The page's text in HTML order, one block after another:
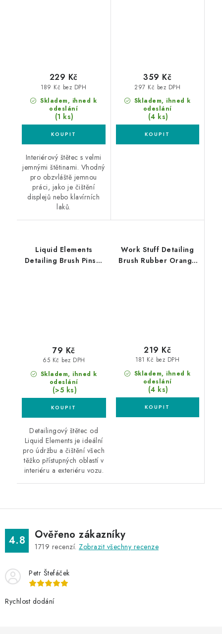
Skladem, ihned k
odeslání
(1 ks)
189 Kč bez DPH
229 Kč
Interiérový štětec s velmi
jemnými štětinami. Vhodný
pro obzvláště jemnou
práci, jako je čištění
displejů nebo klavírních
laků.
Skladem, ihned k
odeslání
(4 ks)
297 Kč bez DPH
359 Kč
Liquid Elements
Detailing Brush Pinsel
Skladem, ihned k
odeslání
(>5 ks)
65 Kč bez DPH
79 Kč
Detailingový štětec od
Liquid Elements je ideální
pro údržbu a čištění všech
těžko přístupných oblastí v
interiéru a exteriéru vozu.
Work Stuff Detailing
Brush Rubber Orange
Skladem, ihned k
odeslání
(4 ks)
181 Kč bez DPH
219 Kč
4.8 Ověřeno zákazníky
1719 recenzí. Zobrazit všechny recenze
Petr Štefáček
Rychlost dodání